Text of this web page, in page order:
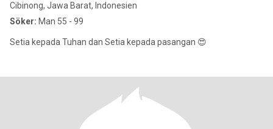
Cibinong, Jawa Barat, Indonesien
Söker: Man 55 - 99
Setia kepada Tuhan dan Setia kepada pasangan 😍